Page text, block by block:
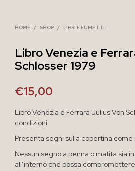
HOME / SHOP / LIBRI E FUMETTI
Libro Venezia e
Schlosser 1979
€15,00
Libro Venezia e Ferrara Julius Von
condizioni
Presenta segni sulla copertina come
Nessun segno a penna o matita sia
all’interno che possa